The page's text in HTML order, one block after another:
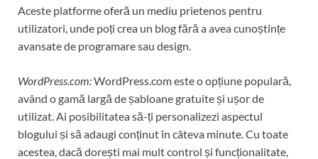
Aceste platforme oferă un mediu prietenos pentru
utilizatori, unde poți crea un blog fără a avea cunoștințe
avansate de programare sau design.
WordPress.com:WordPress.com este o opțiune populară,
având o gamă largă de șabloane gratuite și ușor de
utilizat. Ai posibilitatea să-ți personalizezi aspectul
blogului și să adaugi conținut în câteva minute. Cu toate
acestea, dacă dorești mai mult control și funcționalitate,